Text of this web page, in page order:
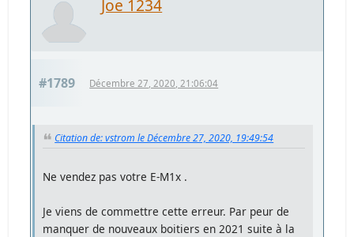
Joe 1234
#1789 Décembre 27, 2020, 21:06:04
Citation de: vstrom le Décembre 27, 2020, 19:49:54
Ne vendez pas votre E-M1x .
Je viens de commettre cette erreur. Par peur de
manquer de nouveaux boitiers en 2021 suite à la